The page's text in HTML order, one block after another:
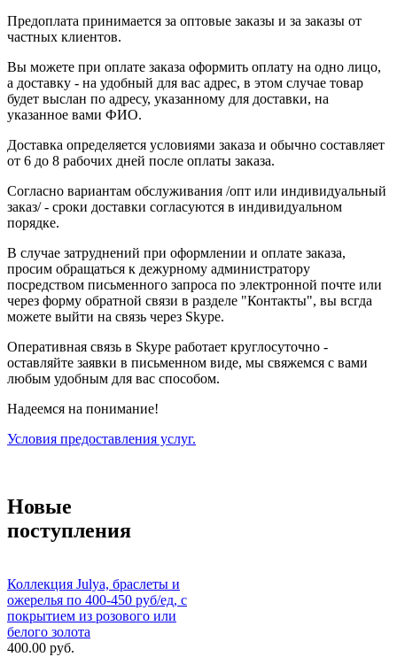
Предоплата принимается за оптовые заказы и за заказы от
частных клиентов.
Вы можете при оплате заказа оформить оплату на одно лицо,
а доставку - на удобный для вас адрес, в этом случае товар
будет выслан по адресу, указанному для доставки, на
указанное вами ФИО.
Доставка определяется условиями заказа и обычно составляет
от 6 до 8 рабочих дней после оплаты заказа.
Согласно вариантам обслуживания /опт или индивидуальный
заказ/ - сроки доставки согласуются в индивидуальном
порядке.
В случае затруднений при оформлении и оплате заказа,
просим обращаться к дежурному администратору
посредством письменного запроса по электронной почте или
через форму обратной связи в разделе "Контакты", вы всгда
можете выйти на связь через Skype.
Оперативная связь в Skype работает круглосуточно -
оставляйте заявки в письменном виде, мы свяжемся с вами
любым удобным для вас способом.
Надеемся на понимание!
Условия предоставления услуг.
Новые
поступления
Коллекция Julya, браслеты и
ожерелья по 400-450 руб/ед, с
покрытием из розового или
белого золота
400.00 руб.